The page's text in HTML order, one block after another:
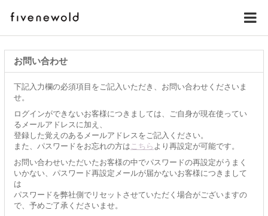
お問い合わせ
下記入力欄の必須項目をご記入いただき、お問い合わせくださいま
せ。
ログインができないお客様につきましては、ご自身が現在使ってい
るメールアドレスに加え、
登録した覚えのあるメールアドレスをご記入ください。
また、パスワードをお忘れの方は こちら より再設定が可能です。
お問い合わせいただいたお客様の中でパスワードの再設定がうまく
いかない、パスワード再設定メールが届かないお客様につきまして
は
パスワードを弊社側でリセットさせていただく場合がございますの
で、予めご了承くださいませ。